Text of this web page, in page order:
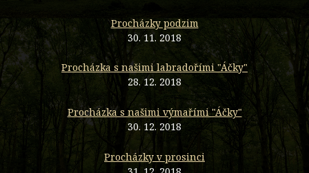
Procházky podzim
30. 11. 2018
Procházka s našimi labradořími "Áčky"
28. 12. 2018
Procházka s našimi výmařími "Áčky"
30. 12. 2018
Procházky v prosinci